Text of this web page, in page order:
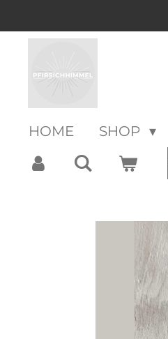
Hauptinhalt
HOME SHOP